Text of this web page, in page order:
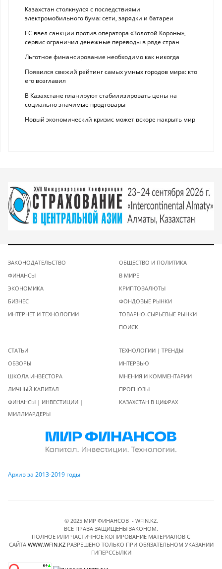
Казахстан столкнулся с последствиями
электромобильного бума: сети, зарядки и батареи
ЕС ввел санкции против оператора «Золотой Короны»,
сервис ограничил денежные переводы в ряде стран
Льготное финансирование необходимо как никогда
Появился свежий рейтинг самых умных городов мира: кто
его возглавил
В Казахстане планируют стабилизировать цены на
социально значимые продтовары
Новый экономический кризис может вскоре накрыть мир
ЗАКОНОДАТЕЛЬСТВО
ФИНАНСЫ
ЭКОНОМИКА
БИЗНЕС
ИНТЕРНЕТ И ТЕХНОЛОГИИ
ОБЩЕСТВО И ПОЛИТИКА
В МИРЕ
КРИПТОВАЛЮТЫ
ФОНДОВЫЕ РЫНКИ
ТОВАРНО-СЫРЬЕВЫЕ РЫНКИ
ПОИСК
СТАТЬИ
ОБЗОРЫ
ШКОЛА ИНВЕСТОРА
ЛИЧНЫЙ КАПИТАЛ
ФИНАНСЫ | ИНВЕСТИЦИИ |
МИЛЛИАРДЕРЫ
ТЕХНОЛОГИИ | ТРЕНДЫ
ИНТЕРВЬЮ
МНЕНИЯ И КОММЕНТАРИИ
ПРОГНОЗЫ
КАЗАХСТАН В ЦИФРАХ
Архив за 2013-2019 годы
© 2025 МИР ФИНАНСОВ - WFIN.KZ.
ВСЕ ПРАВА ЗАЩИЩЕНЫ ЗАКОНОМ.
ПОЛНОЕ ИЛИ ЧАСТИЧНОЕ КОПИРОВАНИЕ МАТЕРИАЛОВ C
САЙТА WWW.WFIN.KZРАЗРЕШЕНО ТОЛЬКО ПРИ ОБЯЗАТЕЛЬНОМ УКАЗАНИИ
ГИПЕРССЫЛКИ